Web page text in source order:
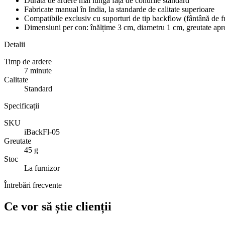
Fabricate manual în India, la standarde de calitate superioare
Compatibile exclusiv cu suporturi de tip backflow (fântână de
Dimensiuni per con: înălțime 3 cm, diametru 1 cm, greutate
Detalii
Timp de ardere
7 minute
Calitate
Standard
Specificații
SKU
iBackFl-05
Greutate
45 g
Stoc
La furnizor
Întrebări frecvente
Ce vor să știe clienții